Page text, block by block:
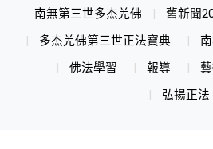
南無第三世多杰羌佛 舊新聞
多杰羌佛第三世正法寶典
佛法學習
報導
弘揚正法